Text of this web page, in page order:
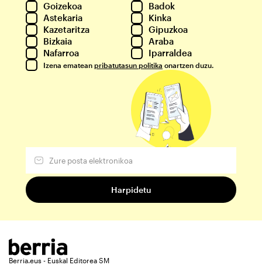
Goizekoa
Badok
Astekaria
Kinka
Kazetaritza
Gipuzkoa
Bizkaia
Araba
Nafarroa
Iparraldea
Izena ematean pribatutasun politika onartzen duzu.
Berria.eus - Euskal Editorea SM